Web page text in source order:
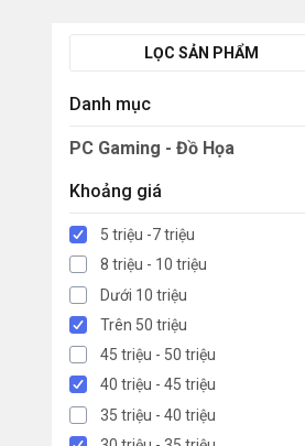
LỌC SẢN PHẨM
Danh mục
PC Gaming - Đồ Họa
Khoảng giá
5 triệu -7 triệu
8 triệu - 10 triệu
Dưới 10 triệu
Trên 50 triệu
45 triệu - 50 triệu
40 triệu - 45 triệu
35 triệu - 40 triệu